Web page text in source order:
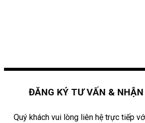
ĐĂNG KÝ TƯ VẤN &
Quý khách vui lòng liên hệ trực tiếp